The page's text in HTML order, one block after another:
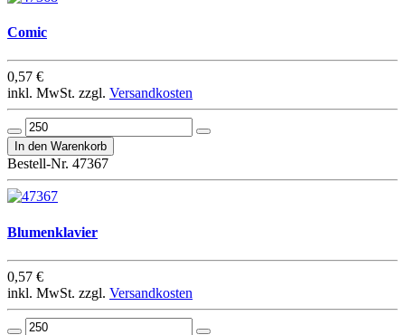
Comic
0,57 €
inkl. MwSt. zzgl. Versandkosten
Bestell-Nr. 47367
Blumenklavier
0,57 €
inkl. MwSt. zzgl. Versandkosten